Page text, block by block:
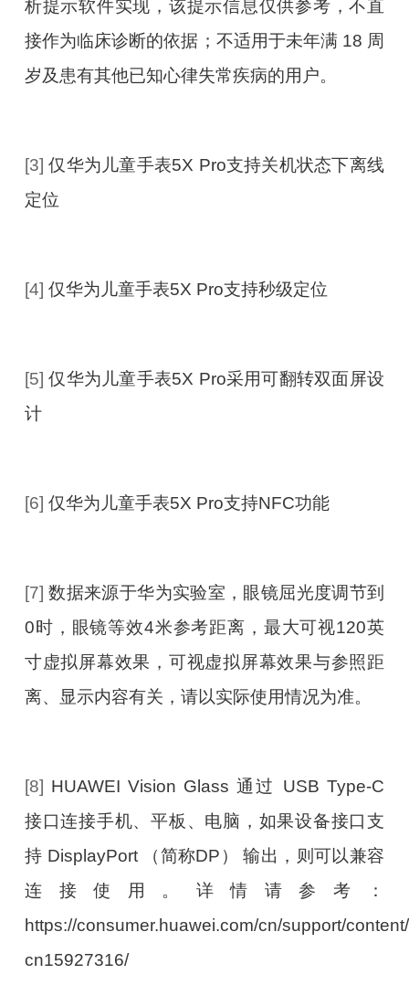
析提示软件实现，该提示信息仅供参考，不直
接作为临床诊断的依据；不适用于未年满 18 周
岁及患有其他已知心律失常疾病的用户。
[3] 仅华为儿童手表5X Pro支持关机状态下离线
定位
[4] 仅华为儿童手表5X Pro支持秒级定位
[5] 仅华为儿童手表5X Pro采用可翻转双面屏设
计
[6] 仅华为儿童手表5X Pro支持NFC功能
[7] 数据来源于华为实验室，眼镜屈光度调节到
0时，眼镜等效4米参考距离，最大可视120英
寸虚拟屏幕效果，可视虚拟屏幕效果与参照距
离、显示内容有关，请以实际使用情况为准。
[8] HUAWEI Vision Glass 通过 USB Type-C
接口连接手机、平板、电脑，如果设备接口支
持 DisplayPort （简称DP） 输出，则可以兼容
连接使用。详情请参考：
https://consumer.huawei.com/cn/support/
cn15927316/